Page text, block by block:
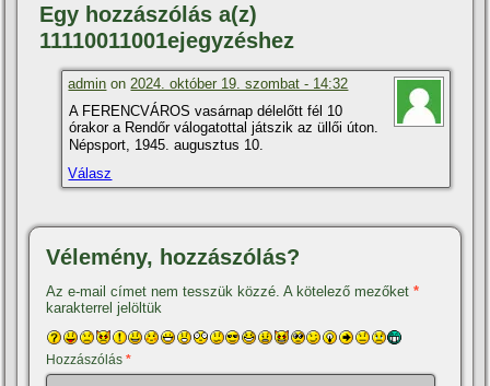
Egy hozzászólás a(z)
11110011001ejegyzéshez
admin on 2024. október 19. szombat - 14:32
A FERENCVÁROS vasárnap délelőtt fél 10
órakor a Rendőr válogatottal játszik az üllői úton.
Népsport, 1945. augusztus 10.
Válasz
Vélemény, hozzászólás?
Az e-mail címet nem tesszük közzé. A kötelező mezőket*
karakterrel jelöltük
Hozzászólás*